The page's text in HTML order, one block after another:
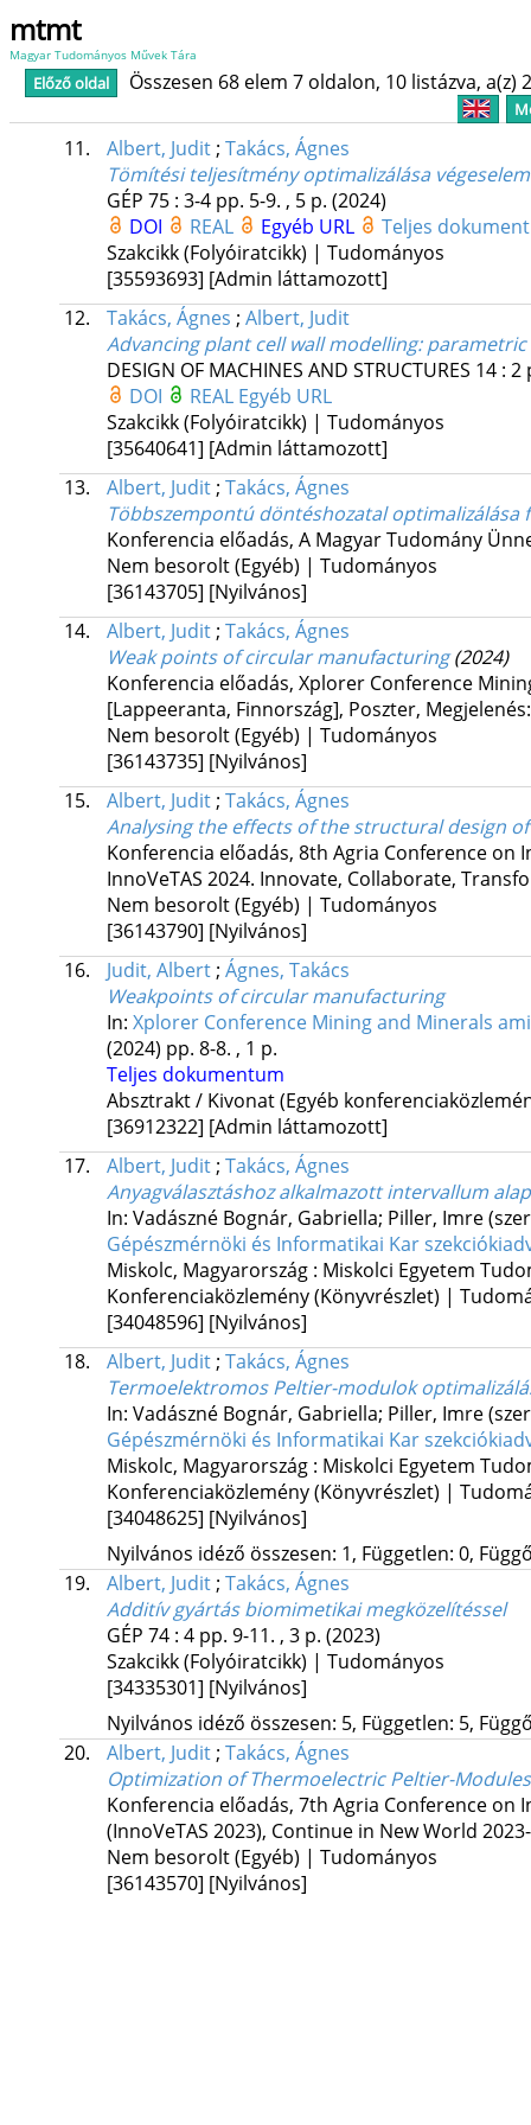
mtmt
Magyar Tudományos Művek Tára
Előző oldal Összesen 68 elem 7 oldalon, 10 listázva, a(z)
11. Albert, Judit; Takács, Ágnes
Tömítési teljesítmény optimalizálása
GÉP 75: 3-4 pp. 5-9. , 5 p. (2024)
DOI
REAL Egyéb URL
Teljes
Szakcikk (Folyóiratcikk) | Tudományos
[35593693] [Admin láttamozott]
12.
Takács, Ágnes ; Albert, Judit
Advancing plant cell wall modelling:
DESIGN OF MACHINES AND STRUCTURES 14: 2
DOI
REAL Egyéb URL
Szakcikk (Folyóiratcikk) | Tudományos
[35640641] [Admin láttamozott]
13.
Albert, Judit; Takács, Ágnes
Többszempontú döntéshozatal
Konferencia előadás, A Magyar Tudomány
Nem besorolt (Egyéb) | Tudományos
[36143705] [Nyilvános]
14.
Albert, Judit; Takács, Ágnes
Weak points of circular manufacturing (2024)
Konferencia előadás, Xplorer Conference
[Lappeeranta, Finnország], Poszter,
Nem besorolt (Egyéb) | Tudományos
[36143735] [Nyilvános]
15.
Albert, Judit; Takács, Ágnes
Analysing the effects of the structural design
Konferencia előadás, 8th Agria Conference
InnoVeTAS 2024. Innovate, Collaborate,
Nem besorolt (Egyéb) | Tudományos
[36143790] [Nyilvános]
16.
Judit, Albert; Ágnes, Takács
Weakpoints of circular manufacturing
In: Xplorer Conference Mining and Minerals
(2024) pp. 8-8. , 1 p.
Teljes dokumentum
Absztrakt / Kivonat (Egyéb
[36912322] [Admin láttamozott]
17.
Albert, Judit; Takács, Ágnes
Anyagválasztáshoz alkalmazott intervallum
In: Vadászné Bognár, Gabriella; Piller, Imre
Gépészmérnöki és Informatikai Kar
Miskolc, Magyarország : Miskolci Egyetem
Konferenciaközlemény (Könyvrészlet) |
[34048596] [Nyilvános]
18.
Albert, Judit; Takács, Ágnes
Termoelektromos Peltier-modulok
In: Vadászné Bognár, Gabriella; Piller, Imre
Gépészmérnöki és Informatikai Kar
Miskolc, Magyarország : Miskolci Egyetem
Konferenciaközlemény (Könyvrészlet) |
[34048625] [Nyilvános]
Nyilvános idéző összesen: 1, Független: 0,
19.
Albert, Judit; Takács, Ágnes
Additív gyártás biomimetikai megközelítéssel
GÉP 74: 4 pp. 9-11. , 3 p. (2023)
Szakcikk (Folyóiratcikk) | Tudományos
[34335301] [Nyilvános]
Nyilvános idéző összesen: 5, Független: 5,
20.
Albert, Judit; Takács, Ágnes
Optimization of Thermoelectric Peltier-
Konferencia előadás, 7th Agria Conference on
(InnoVeTAS 2023), Continue in New World
Nem besorolt (Egyéb) | Tudományos
[36143570] [Nyilvános]